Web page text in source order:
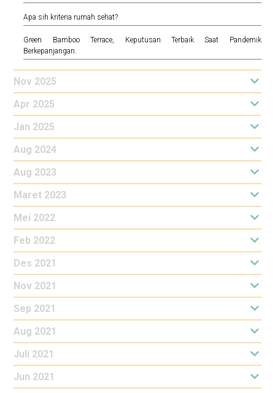
Apa sih kriteria rumah sehat?
Green Bamboo Terrace, Keputusan Terbaik Saat Pandemik
Berkepanjangan.
Nov 2025
Apr 2025
Jan 2025
Aug 2024
Aug 2023
Maret 2023
Mei 2022
Feb 2022
Des 2021
Nov 2021
Sep 2021
Aug 2021
Juli 2021
Jun 2021